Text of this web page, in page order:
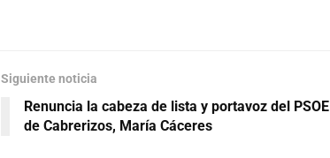
Siguiente noticia
Renuncia la cabeza de lista y portavoz del PSOE
de Cabrerizos, María Cáceres